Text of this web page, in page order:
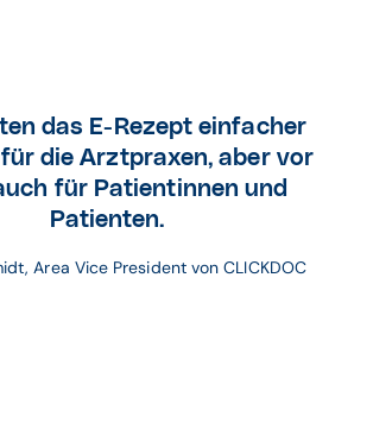
das E-Rezept einfacher
die Arztpraxen, aber vor
für Patientinnen und
Patienten.
Area Vice President von CLICKDOC